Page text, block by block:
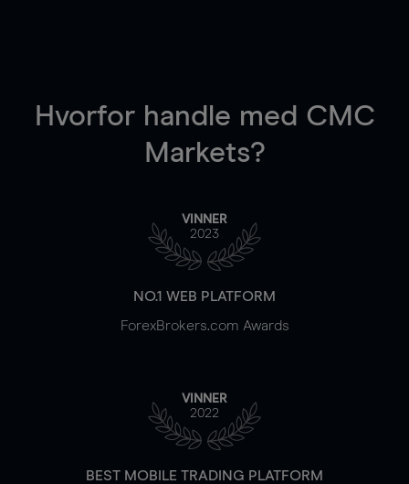
Hvorfor handle med CMC
Markets?
VINNER
2023
NO.1 WEB PLATFORM
ForexBrokers.com Awards
VINNER
2022
BEST MOBILE TRADING PLATFORM